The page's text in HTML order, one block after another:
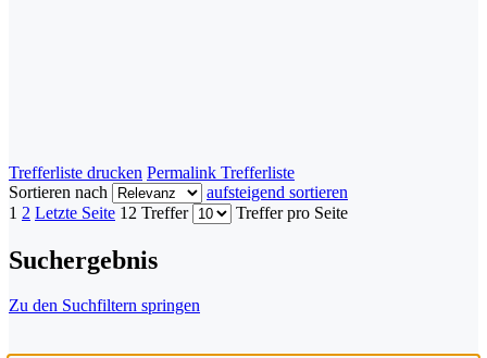
Trefferliste drucken Permalink Trefferliste
Sortieren nach
aufsteigend sortieren
1 2 Letzte Seite 12 Treffer Treffer pro Seite
Suchergebnis
Zu den Suchfiltern springen